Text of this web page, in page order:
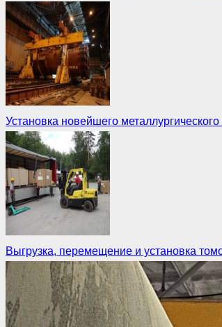
Установка новейшего
Выгрузка, перемещение и установка
Монтаж
Демонтаж